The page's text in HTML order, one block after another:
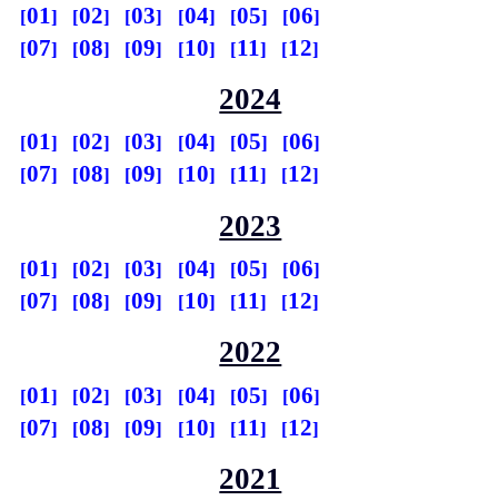
01 02 03 04 05
06
07
08 09 10 11 12
2024
01 02 03 04 05
06
07
08 09 10 11 12
2023
01 02 03 04 05
06
07
08 09 10 11 12
2022
01 02 03 04 05
06
07
08 09 10 11 12
2021